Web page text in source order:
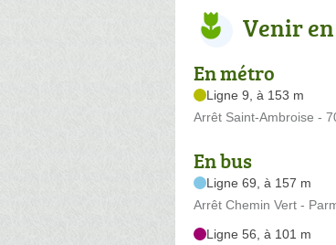
Venir
En métro
Ligne 9, à 153 m
Arrêt Saint-Ambroise -
En bus
Ligne 69, à 157 m
Arrêt Chemin Vert -
Ligne 56, à 101 m